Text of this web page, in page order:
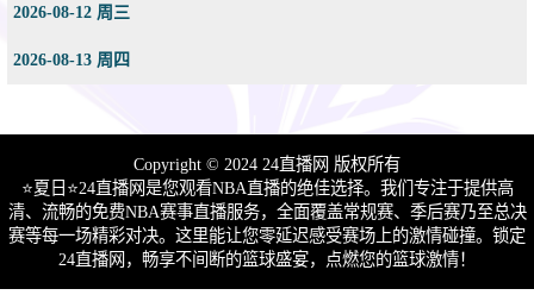
2026-08-12 周三
2026-08-13 周四
Copyright © 2024 24直播网 版权所有
⭐️夏日⭐24直播网是您观看NBA直播的绝佳选择。我们专注于提供高
清、流畅的免费NBA赛事直播服务，全面覆盖常规赛、季后赛乃至总决
赛等每一场精彩对决。这里能让您零延迟感受赛场上的激情碰撞。锁定
24直播网，畅享不间断的篮球盛宴，点燃您的篮球激情！